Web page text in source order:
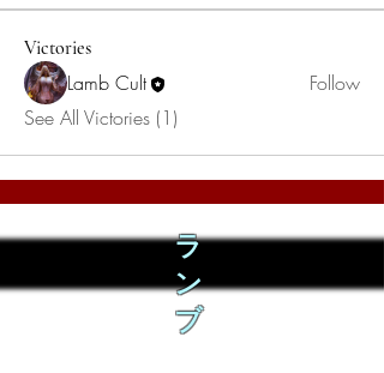
Victories
Lamb Cult
Follow
See All Victories (1)
ラ
ン
ブ